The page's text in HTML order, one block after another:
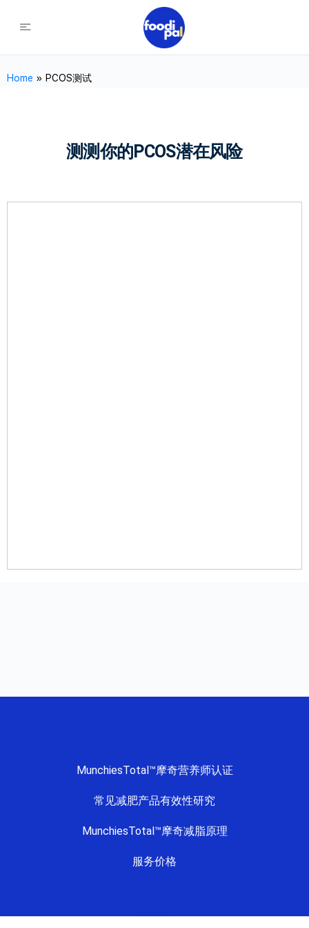
Home » PCOS测试
测测你的PCOS潜在风险
MunchiesTotal™摩奇营养师认证
常见减肥产品有效性研究
MunchiesTotal™摩奇减脂原理
服务价格